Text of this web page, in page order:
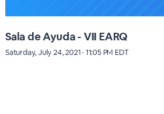
Sala de Ayuda - VII EARQ
Saturday, July 24, 2021 · 11:05 PM EDT